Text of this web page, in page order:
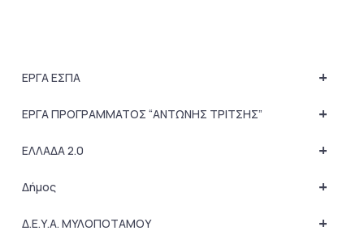
+
ΕΡΓΑ ΕΣΠΑ
+
ΕΡΓΑ ΠΡΟΓΡΑΜΜΑΤΟΣ “ΑΝΤΩΝΗΣ ΤΡΙΤΣΗΣ”
+
ΕΛΛΑΔΑ 2.0
+
Δήμος
+
Δ.Ε.Υ.Α. ΜΥΛΟΠΟΤΑΜΟΥ